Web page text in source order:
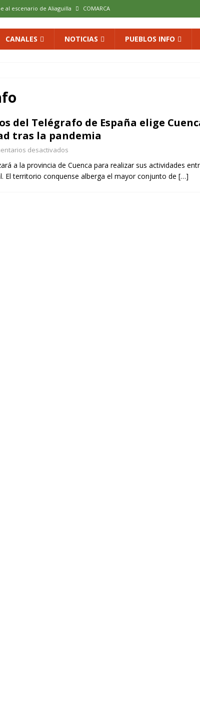
al escenario de Aliaguilla COMARCA
echa a rodar con ilusión renovada
CANALES NOTICIAS PUEBLOS INFO
del Telégrafo de España elige
tras la pandemia
desactivados
a la provincia de Cuenca para realizar sus actividades
El territorio conquense alberga el mayor conjunto de […]